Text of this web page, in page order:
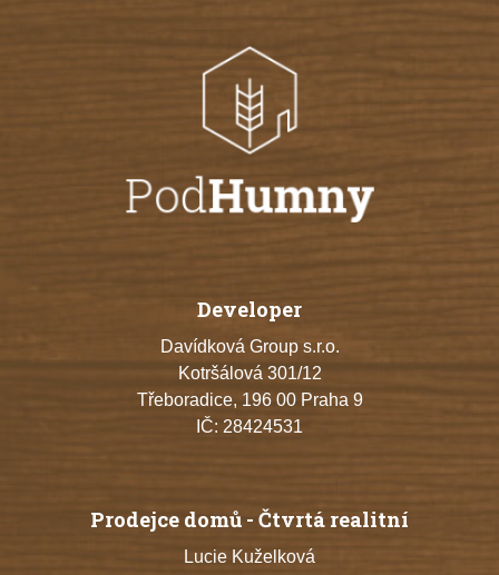
Developer
Davídková Group s.r.o.
Kotršálová 301/12
Třeboradice, 196 00 Praha 9
IČ: 28424531
Prodejce domů - Čtvrtá realitní
Lucie Kuželková